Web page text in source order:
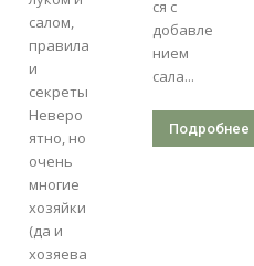
салом,
правила
и
секреты
Неверо
ятно, но
очень
многие
хозяйки
(да и
хозяева
ся с
добавле
нием
сала...
Подробнее